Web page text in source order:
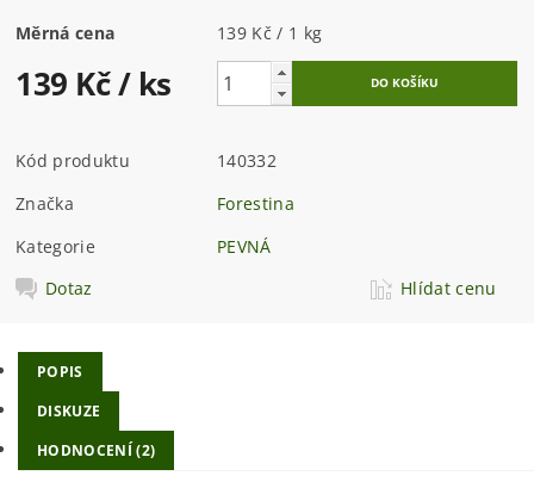
Měrná cena 139 Kč / 1 kg
139 Kč/ ks
Kód produktu
140332
Značka
Forestina
Kategorie
PEVNÁ
Dotaz
Hlídat cenu
POPIS
DISKUZE
HODNOCENÍ (2)